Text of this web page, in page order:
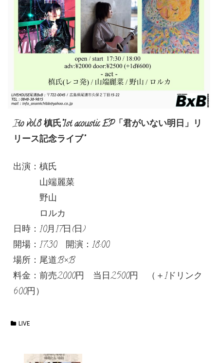
Ito vol.8 槙氏”1st acoustic EP「君がいない明日」リ
リース記念ライブ”
出演：槙氏
山端麗菜
野山
ロルカ
日時：10月17日(日)
開場：17:30 開演：18:00
場所：尾道B×B
料金：前売2000円 当日2500円 （＋1ドリンク
600円）
LIVE